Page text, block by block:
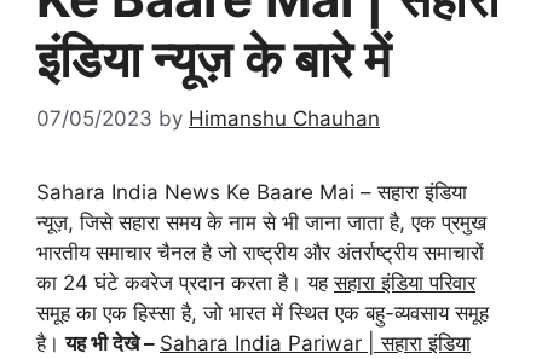
इंडिया न्यूज़ के बारे में
07/05/2023 by Himanshu Chauhan
Sahara India News Ke Baare Mai – सहारा इंडिया
न्यूज़, जिसे सहारा समय के नाम से भी जाना जाता है, एक प्रमुख
भारतीय समाचार चैनल है जो राष्ट्रीय और अंतर्राष्ट्रीय समाचारों
का 24 घंटे कवरेज प्रदान करता है। यहसहारा इंडिया परिवार
समूह का एक हिस्सा है, जो भारत में स्थित एक बहु-व्यवसाय समूह
है।यह भी देखे – Sahara India Pariwar | सहारा इंडिया